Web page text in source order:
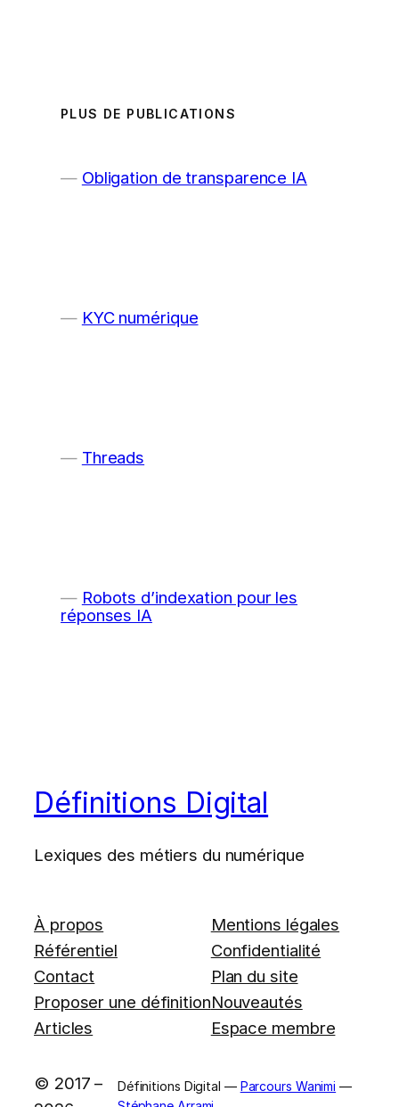
PLUS DE PUBLICATIONS
Obligation de transparence IA
KYC numérique
Threads
Robots d’indexation pour les
réponses IA
Définitions Digital
Lexiques des métiers du numérique
À propos
Référentiel
Contact
Proposer une définition
Articles
Mentions légales
Confidentialité
Plan du site
Nouveautés
Espace membre
© 2017 –
Définitions Digital — Parcours Wanimi —